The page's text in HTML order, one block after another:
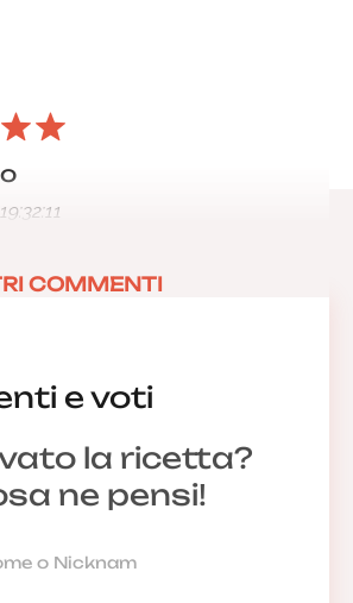
e voti
la ricetta?
ne pensi!
COMMENTI